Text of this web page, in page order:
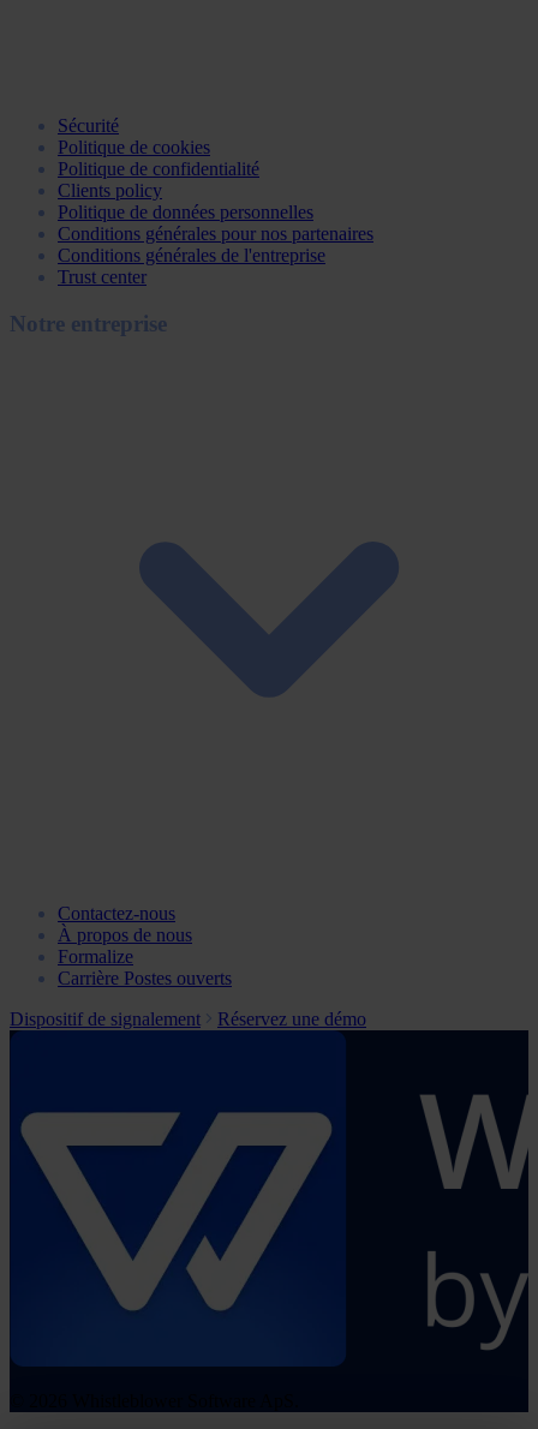
Sécurité
Politique de cookies
Politique de confidentialité
Clients policy
Politique de données personnelles
Conditions générales pour nos partenaires
Conditions générales de l'entreprise
Trust center
Notre entreprise
Contactez-nous
À propos de nous
Formalize
Carrière Postes ouverts
Dispositif de signalement
Réservez une démo